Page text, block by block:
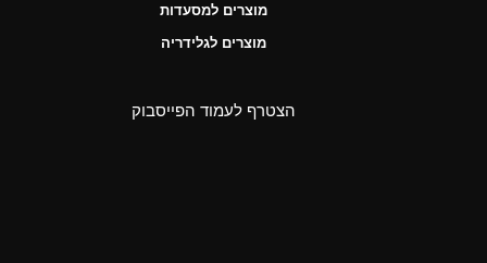
מוצרים למסעדות
מוצרים לגלידריה
הצטרף לעמוד הפייסבוק